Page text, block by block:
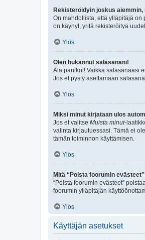
Rekisteröidyin joskus
On mahdollista, että ylläpitäjä on
on käynyt, yritä rekisteröityä
Ylös
Olen hukannut salasanani!
Älä panikoi! Vaikka salasanaasi
Jos et pysty asettamaan
Ylös
Miksi minut kirjataan ulos
Jos et valitse Muista minut-
valinta kirjautuessasi. Tämä ei
tämän toiminnon käyttämisen.
Ylös
Mitä “Poista foorumin
“Poista foorumin evästeet”
foorumin ylläpitäjän
Ylös
Käyttäjän asetukset